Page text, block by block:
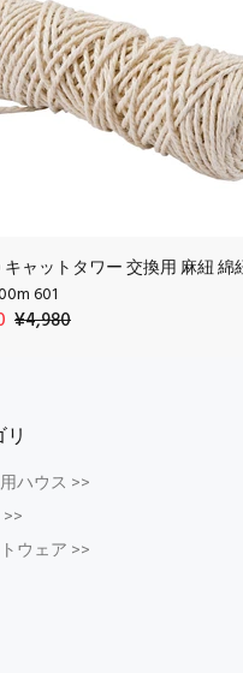
キャットタワー 交換用 麻紐 綿
601
¥4,980
ハウス >>
ウェア >>